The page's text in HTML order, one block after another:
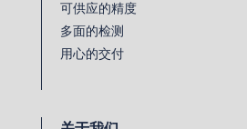
可供应的精度
多面的检测
用心的交付